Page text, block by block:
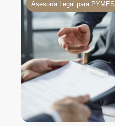
Asesoría Legal para PYMES